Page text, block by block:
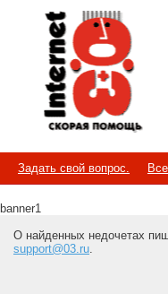
Internet
Скорая помощь
Задать свой вопрос.
banner1
О найденных недочетах
support@03.ru.